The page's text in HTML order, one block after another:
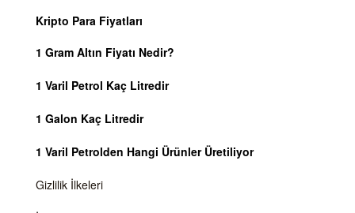
Kripto Para Fiyatları
1 Gram Altın Fiyatı Nedir?
1 Varil Petrol Kaç Litredir
1 Galon Kaç Litredir
1 Varil Petrolden Hangi Ürünler Üretiliyor
Gizlilik İlkeleri